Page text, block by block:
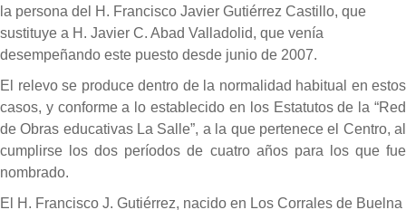
la persona del H. Francisco Javier Gutiérrez Castillo, que
sustituye a H. Javier C. Abad Valladolid, que venía
desempeñando este puesto desde junio de 2007.
El relevo se produce dentro de la normalidad habitual en estos
casos, y conforme a lo establecido en los Estatutos de la “Red
de Obras educativas La Salle”, a la que pertenece el Centro, al
cumplirse los dos períodos de cuatro años para los que fue
nombrado.
El H. Francisco J. Gutiérrez, nacido en Los Corrales de Buelna